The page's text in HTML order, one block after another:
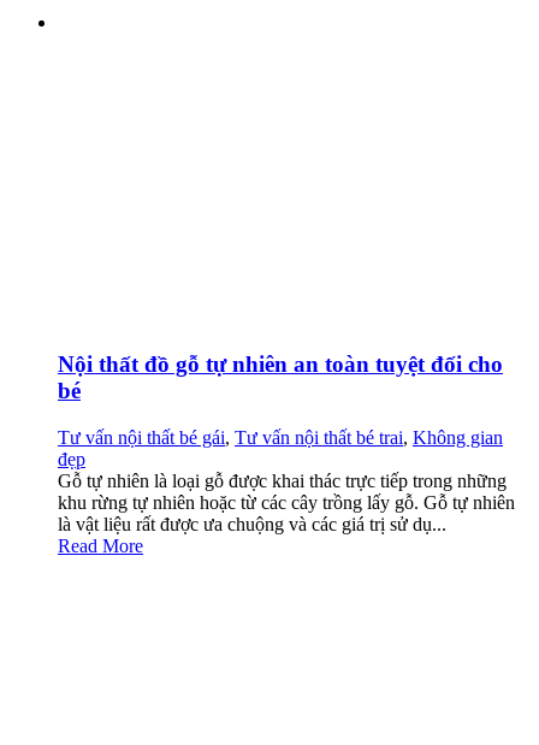
Nội thất đồ gỗ tự nhiên an toàn tuyệt đối cho
bé
Tư vấn nội thất bé gái, Tư vấn nội thất bé trai, Không gian
đẹp
Gỗ tự nhiên là loại gỗ được khai thác trực tiếp trong những
khu rừng tự nhiên hoặc từ các cây trồng lấy gỗ. Gỗ tự nhiên
là vật liệu rất được ưa chuộng và các giá trị sử dụ...
Read More